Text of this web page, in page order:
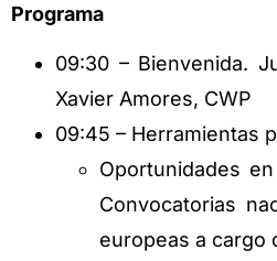
Programa
09:30 – Bienvenida.
Xavier Amores, CWP
09:45 – Herramientas
Oportunidades
Convocatorias
europeas a cargo